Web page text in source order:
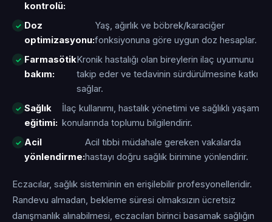
kontrolü:
Doz
optimizasyonu:
Yaş, ağırlık ve böbrek/karaciğer
fonksiyonuna göre uygun doz hesaplar.
Farmasötik
bakım:
Kronik hastalığı olan bireylerin ilaç uyumunu
takip eder ve tedavinin sürdürülmesine katkı
sağlar.
Sağlık
eğitimi:
İlaç kullanımı, hastalık yönetimi ve sağlıklı yaşam
konularında toplumu bilgilendirir.
Acil
yönlendirme:
Acil tıbbi müdahale gereken vakalarda
hastayı doğru sağlık birimine yönlendirir.
Eczacılar, sağlık sisteminin en erişilebilir profesyonelleridir.
Randevu almadan, bekleme süresi olmaksızın ücretsiz
danışmanlık alınabilmesi, eczacıları birinci basamak sağlığın